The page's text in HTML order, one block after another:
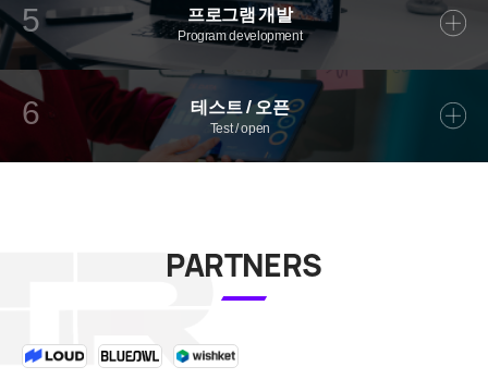
5 프로그램 개발
Program development
6 테스트 / 오픈
Test / open
PARTNERS